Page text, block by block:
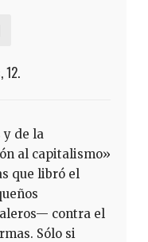
12.
y de la
al capitalismo»
que libró el
contra el
Sólo si